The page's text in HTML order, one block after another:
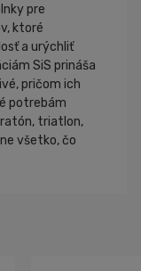
pre
ktoré
a urýchliť
SiS prináša
pričom ich
potrebám
triatlon,
všetko, čo